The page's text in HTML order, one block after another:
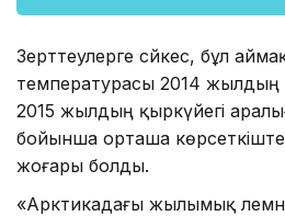
Зерттеулерге сәйкес, бұл
температурасы 2014 жылдың
2015 жылдың қыркүйегі
бойынша орташа
жоғары болды.
«Арктикадағы жылымық